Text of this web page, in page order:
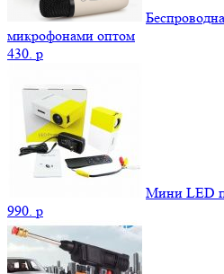
микрофонами оптом
430. p
Мини LED
990. p